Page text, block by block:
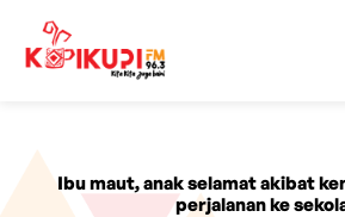
Ibu maut, anak selamat akibat
perjalanan ke